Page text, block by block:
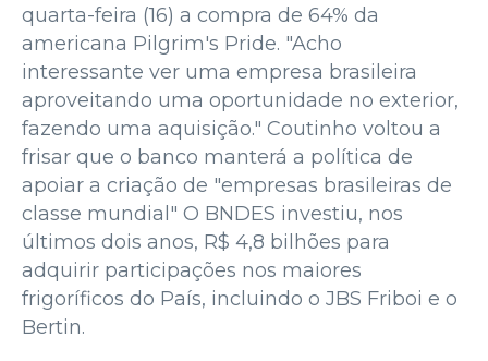
quarta-feira (16) a compra de 64% da
americana Pilgrim's Pride. "Acho
interessante ver uma empresa brasileira
aproveitando uma oportunidade no exterior,
fazendo uma aquisição." Coutinho voltou a
frisar que o banco manterá a política de
apoiar a criação de "empresas brasileiras de
classe mundial" O BNDES investiu, nos
últimos dois anos, R$ 4,8 bilhões para
adquirir participações nos maiores
frigoríficos do País, incluindo o JBS Friboi e o
Bertin.